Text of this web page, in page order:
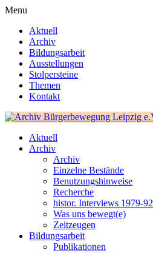
Menu
Aktuell
Archiv
Bildungsarbeit
Ausstellungen
Stolpersteine
Themen
Kontakt
Aktuell
Archiv
Archiv
Einzelne Bestände
Benutzungshinweise
Recherche
histor. Interviews 1979-92
Was uns bewegt(e)
Zeitzeugen
Bildungsarbeit
Publikationen